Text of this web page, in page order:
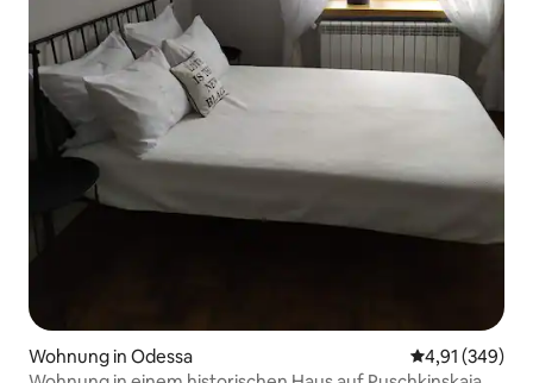
Wohnung in Odessa
4,91 (349)